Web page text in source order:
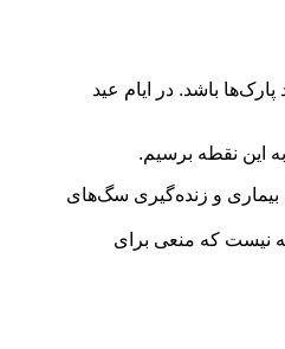
باشد. در ایام عید
این نقطه برسیم.
بیماری و زنده‌گیری سگ‌های
نیست که منعی برای